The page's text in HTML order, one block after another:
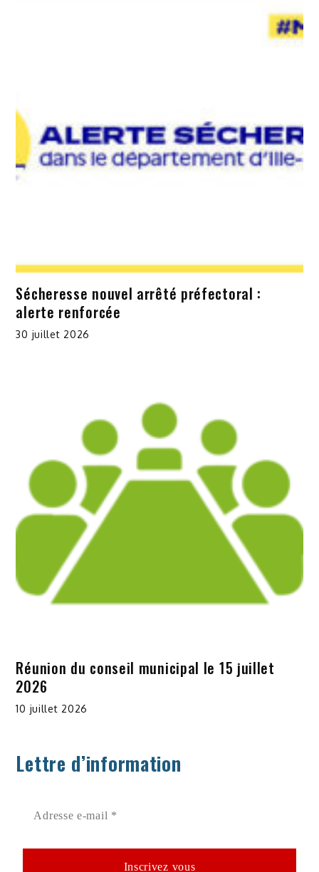
Sécheresse nouvel arrêté préfectoral :
alerte renforcée
30 juillet 2026
Réunion du conseil municipal le 15 juillet
2026
10 juillet 2026
Lettre d’information